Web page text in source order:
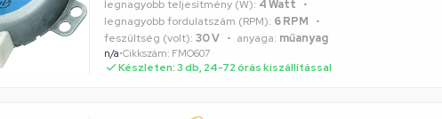
legnagyobb teljesítmény (W): 4 Watt
legnagyobb fordulatszám (RPM): 6 RPM
feszültség (volt): 30 V anyaga: műanyag
n/a•Cikkszám: FMO607
Készleten: 3 db, 24-72 órás kiszállítással